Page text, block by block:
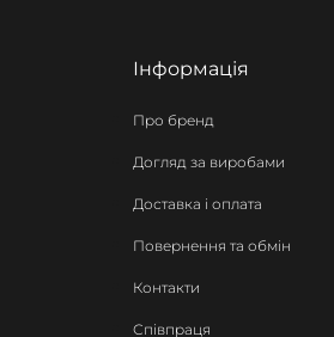
Інформація
Про бренд
Догляд за виробами
Доставка і оплата
Повернення та обмін
Контакти
Співпраця